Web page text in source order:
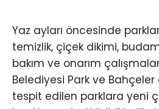
Yaz ayları öncesinde
temizlik, çiçek dikimi,
bakım ve onarım
Belediyesi Park ve Bahçeler
tespit edilen parklara yeni